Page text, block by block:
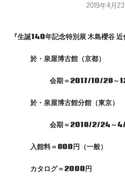
2019年4月
『生誕140年記念特別展木島櫻谷近
於・泉屋博古館（京都）
会期＝2017/10/28～
於・泉屋博古館分館（東京）
会期＝2018/2/24 ～
入館料＝800円（一般）
カタログ＝2000円